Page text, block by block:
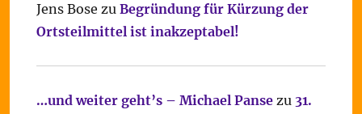
Jens Bose zu Begründung für Kürzung der
Ortsteilmittel ist inakzeptabel!
…und weiter geht’s – Michael Pansezu 31.